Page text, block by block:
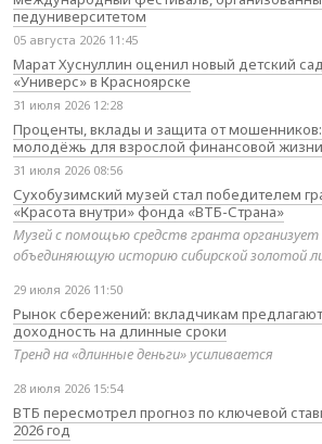
педуниверситетом
05 августа 2026 11:45
Марат Хуснуллин оценил новый детский
«Универс» в Красноярске
31 июля 2026 12:28
Проценты, вклады и защита от мошенников:
молодёжь для взрослой финансовой жизни
31 июля 2026 08:56
Сухобузимский музей стал победителем
«Красота внутри» фонда «ВТБ-Страна»
Музей с помощью средств гранта организует
объединяющую историю сибирской золотой
29 июля 2026 11:50
Рынок сбережений: вкладчикам
доходность на длинные сроки
Тренд на «длинные деньги» усиливается
28 июля 2026 15:54
ВТБ пересмотрел прогноз по ключевой
2026 год